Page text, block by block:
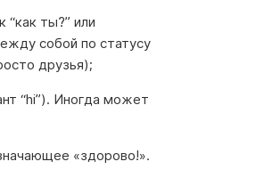
ты?” или
собой по статусу
друзья);
“hi”). Иногда может
«здорово!».